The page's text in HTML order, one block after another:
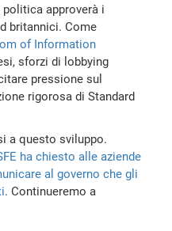
approverà i
britannici. Come
of Information
sforzi di lobbying
pressione sul
rigorosa di Standard
a questo sviluppo.
ha chiesto alle aziende
al governo che gli
. Continueremo a